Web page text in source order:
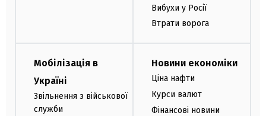
Вибухи у Росії
Втрати ворога
Мобілізація в
Україні
Звільнення з військової
служби
Новини економіки
Ціна нафти
Курси валют
Фінансові новини